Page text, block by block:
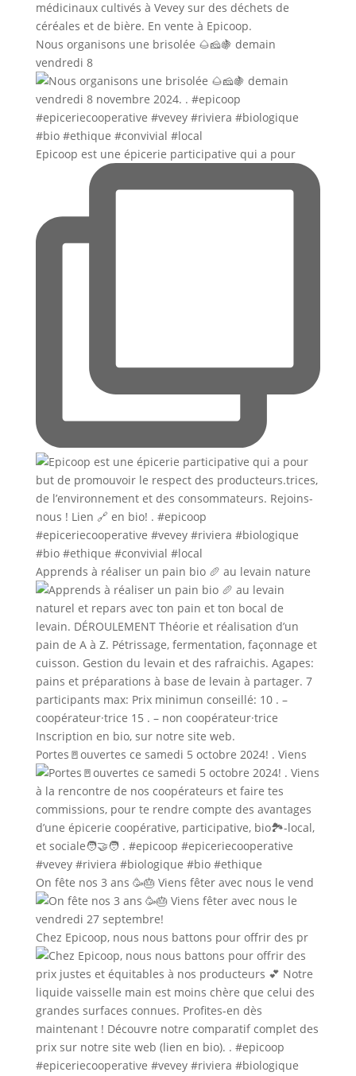
Nous organisons une brisolée 🌰🧀🍇 demain
vendredi 8
Epicoop est une épicerie participative qui a pour
Apprends à réaliser un pain bio 🥖 au levain nature
Portes🚪ouvertes ce samedi 5 octobre 2024! . Viens
On fête nos 3 ans 🥳🎂 Viens fêter avec nous le vend
Chez Epicoop, nous nous battons pour offrir des pr